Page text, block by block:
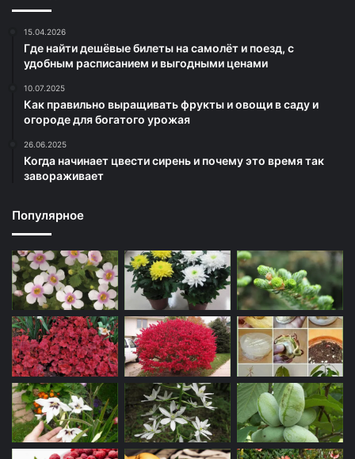
15.04.2026
Где найти дешёвые билеты на самолёт и поезд, с
удобным расписанием и выгодными ценами
10.07.2025
Как правильно выращивать фрукты и овощи в саду и
огороде для богатого урожая
26.06.2025
Когда начинает цвести сирень и почему это время так
завораживает
Популярное